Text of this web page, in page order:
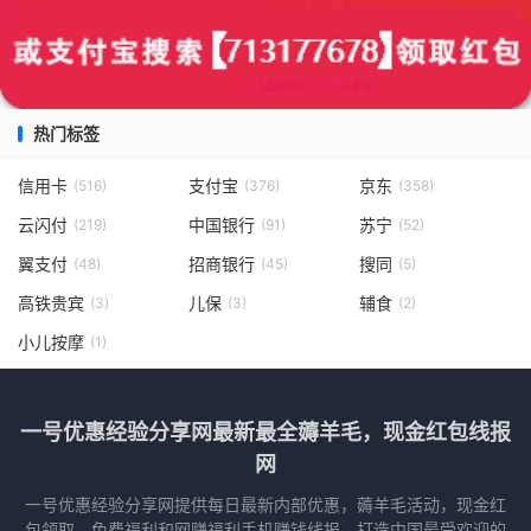
热门标签
信用卡 (516) 支付宝 (376) 京东 (358)
云闪付 (219) 中国银行 (91) 苏宁 (52)
翼支付 (48) 招商银行 (45) 搜同 (5)
高铁贵宾 (3) 儿保 (3) 辅食 (2)
小儿按摩 (1)
一号优惠经验分享网最新最全薅羊毛，现金红包线报
网
一号优惠经验分享网提供每日最新内部优惠，薅羊毛活动，现金红